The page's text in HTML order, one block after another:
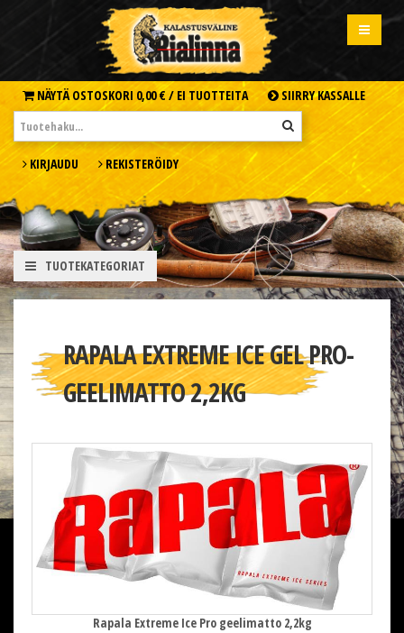
NÄYTÄ OSTOSKORI 0,00 € / EI TUOTTEITA SIIRRY KASSALLE
KIRJAUDU REKISTERÖIDY
TUOTEKATEGORIAT
RAPALA EXTREME ICE GEL PRO-
GEELIMATTO 2,2KG
Rapala Extreme Ice Pro geelimatto 2,2kg